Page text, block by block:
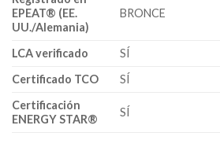
EPEAT® (EE.
UU./Alemania)
BRONCE
LCA verificado
SÍ
Certificado TCO
SÍ
Certificación
ENERGY STAR®
SÍ